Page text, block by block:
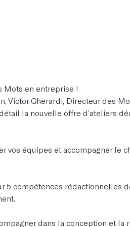
Mots en entreprise !
Victor Gherardi, Directeur des
la nouvelle offre d’ateliers
vos équipes et accompagner le
5 compétences rédactionnelles
dans la conception et la